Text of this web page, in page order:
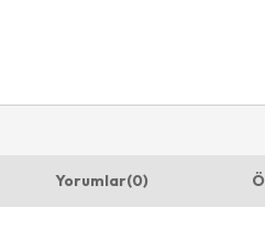
Yorumlar(0)